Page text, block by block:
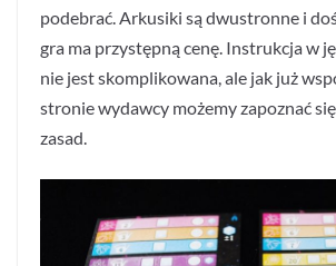
podebrać. Arkusiki są dwustronne i
gra ma przystępną cenę. Instrukcja w
nie jest skomplikowana, ale jak już
stronie wydawcy możemy zapoznać
zasad.